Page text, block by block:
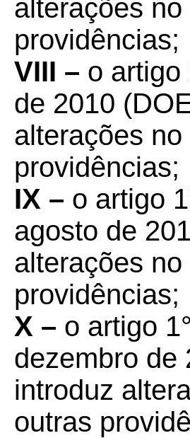
alterações
providências;
VIII – o artigo
de 2010
alterações
providências;
IX – o artigo
agosto de
alterações
providências;
X – o artigo
dezembro de
introduz
outras